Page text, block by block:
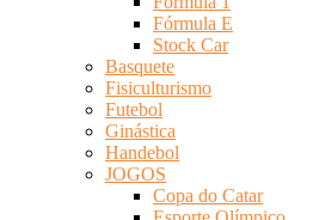
Fórmula E
Stock Car
Basquete
Fisiculturismo
Futebol
Ginástica
Handebol
JOGOS
Copa do Catar